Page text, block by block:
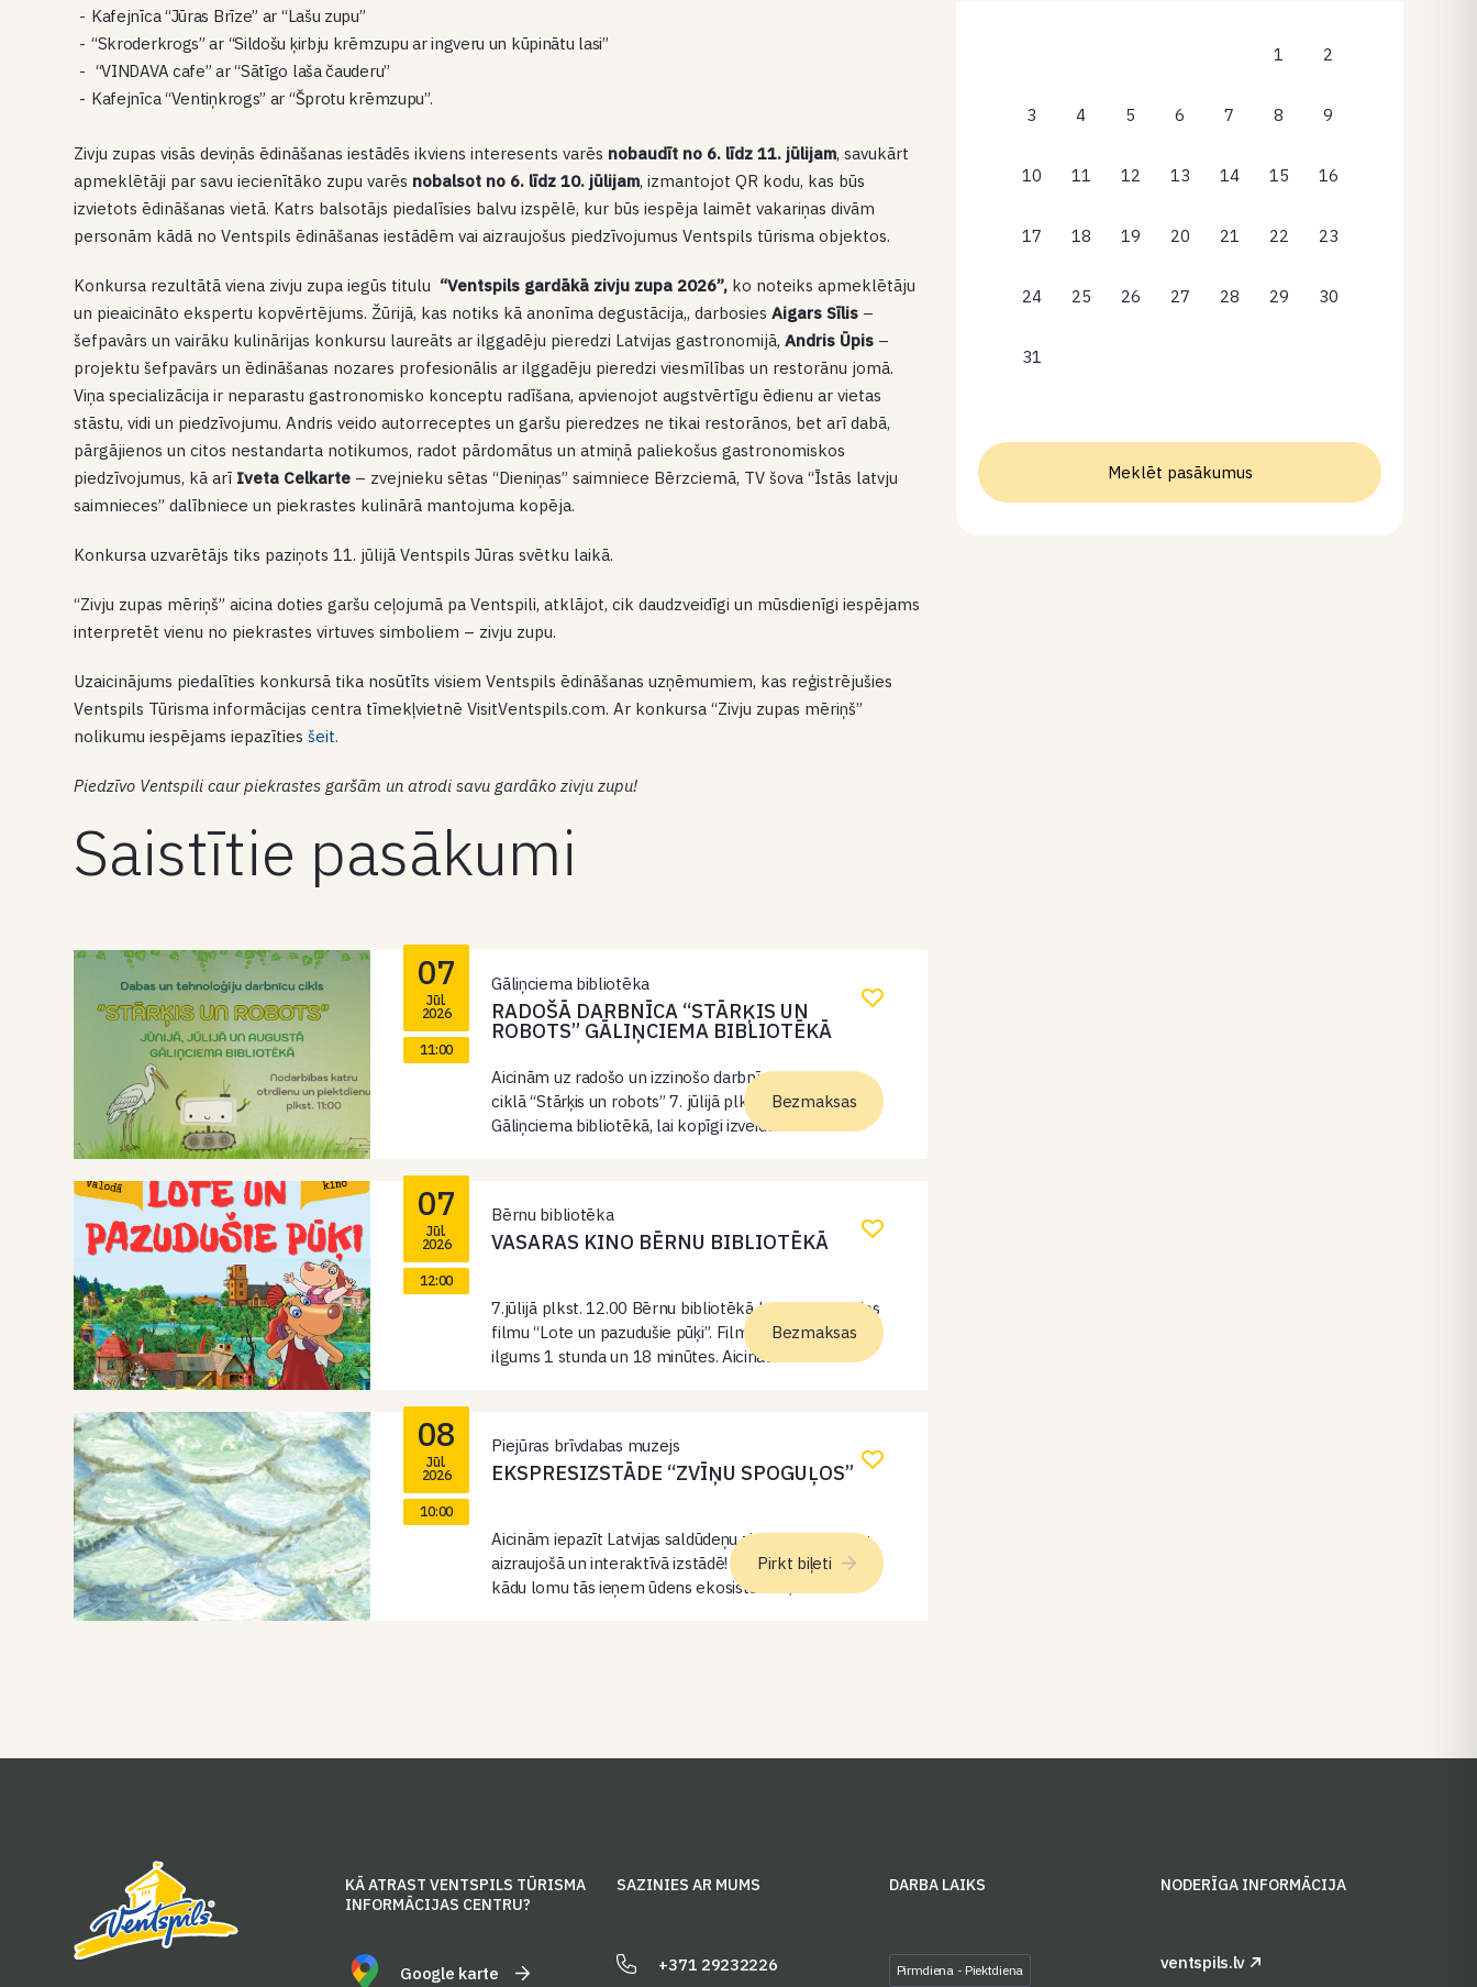
Kafejnīca “Jūras Brīze” ar “Lašu zupu”
“Skroderkrogs” ar “Sildošu ķirbju krēmzupu ar ingveru un kūpinātu lasi”
“VINDAVA cafe” ar “Sātīgo laša čauderu”
Kafejnīca “Ventiņkrogs” ar “Šprotu krēmzupu”.
Zivju zupas visās deviņās ēdināšanas iestādēs ikviens interesents varēs nobaudīt no 6. līdz 11. jūlijam, savukārt
apmeklētāji par savu iecienītāko zupu varēs nobalsot no 6. līdz 10. jūlijam, izmantojot QR kodu, kas būs
izvietots ēdināšanas vietā. Katrs balsotājs piedalīsies balvu izspēlē, kur būs iespēja laimēt vakariņas divām
personām kādā no Ventspils ēdināšanas iestādēm vai aizraujošus piedzīvojumus Ventspils tūrisma objektos.
Konkursa rezultātā viena zivju zupa iegūs titulu “Ventspils gardākā zivju zupa 2026”, ko noteiks apmeklētāju
un pieaicināto ekspertu kopvērtējums. Žūrijā, kas notiks kā anonīma degustācija,, darbosiesAigars Sīlis –
šefpavārs un vairāku kulinārijas konkursu laureāts ar ilggadēju pieredzi Latvijas gastronomijā,Andris Ūpis –
projektu šefpavārs un ēdināšanas nozares profesionālis ar ilggadēju pieredzi viesmīlības un restorānu jomā.
Viņa specializācija ir neparastu gastronomisko konceptu radīšana, apvienojot augstvērtīgu ēdienu ar vietas
stāstu, vidi un piedzīvojumu. Andris veido autorreceptes un garšu pieredzes ne tikai restorānos, bet arī dabā,
pārgājienos un citos nestandarta notikumos, radot pārdomātus un atmiņā paliekošus gastronomiskos
piedzīvojumus, kā arī Iveta Celkarte – zvejnieku sētas “Dieniņas” saimniece Bērzciemā, TV šova “Īstās latvju
saimnieces” dalībniece un piekrastes kulinārā mantojuma kopēja.
Konkursa uzvarētājs tiks paziņots 11. jūlijā Ventspils Jūras svētku laikā.
“Zivju zupas mēriņš” aicina doties garšu ceļojumā pa Ventspili, atklājot, cik daudzveidīgi un mūsdienīgi iespējams
interpretēt vienu no piekrastes virtuves simboliem – zivju zupu.
Uzaicinājums piedalīties konkursā tika nosūtīts visiem Ventspils ēdināšanas uzņēmumiem, kas reģistrējušies
Ventspils Tūrisma informācijas centra tīmekļvietnē VisitVentspils.com. Ar konkursa “Zivju zupas mēriņš”
nolikumu iespējams iepazītiesšeit.
Piedzīvo Ventspili caur piekrastes garšām un atrodi savu gardāko zivju zupu!
Saistītie pasākumi
07
Jūl.
2026
11:00
Gāliņciema bibliotēka
RADOŠĀ DARBNĪCA “STĀRĶIS UN
ROBOTS” GĀLIŅCIEMA BIBLIOTĒKĀ
Aicinām uz radošo un izzinošo darbnīcu pasākumu
ciklā “Stārķis un robots” 7. jūlijā plkst. 11.00
Gāliņciema bibliotēkā, lai kopīgi izveidotu
Bezmaksas
07
Jūl.
2026
12:00
Bērnu bibliotēka
VASARAS KINO BĒRNU BIBLIOTĒKĀ
7.jūlijā plkst. 12.00 Bērnu bibliotēkā kopā skatīsimies
filmu “Lote un pazudušie pūķi”. Filma latviešu valodā,
ilgums 1 stunda un 18 minūtes. Aicināts ikviens
Bezmaksas
08
Jūl.
2026
10:00
Piejūras brīvdabas muzejs
EKSPRESIZSTĀDE “ZVĪŅU SPOGUĻOS”
Aicinām iepazīt Latvijas saldūdeņu zivju daudzveidību
aizraujošā un interaktīvā izstādē! Uzzini, kā dzīvo zivis,
kādu lomu tās ieņem ūdens ekosistēmās, kā arī
Pirkt biļeti
1 2
3 4 5 6 7 8 9
10 11 12 13 14 15 16
17 18 19 20 21 22 23
24 25 26 27 28 29 30
31
Meklēt pasākumus
KĀ ATRAST VENTSPILS TŪRISMA
INFORMĀCIJAS CENTRU?
SAZINIES AR MUMS DARBA LAIKS NODERĪGA INFORMĀCIJA
Google karte +371 29232226 Pirmdiena - Piektdiena ventspils.lv